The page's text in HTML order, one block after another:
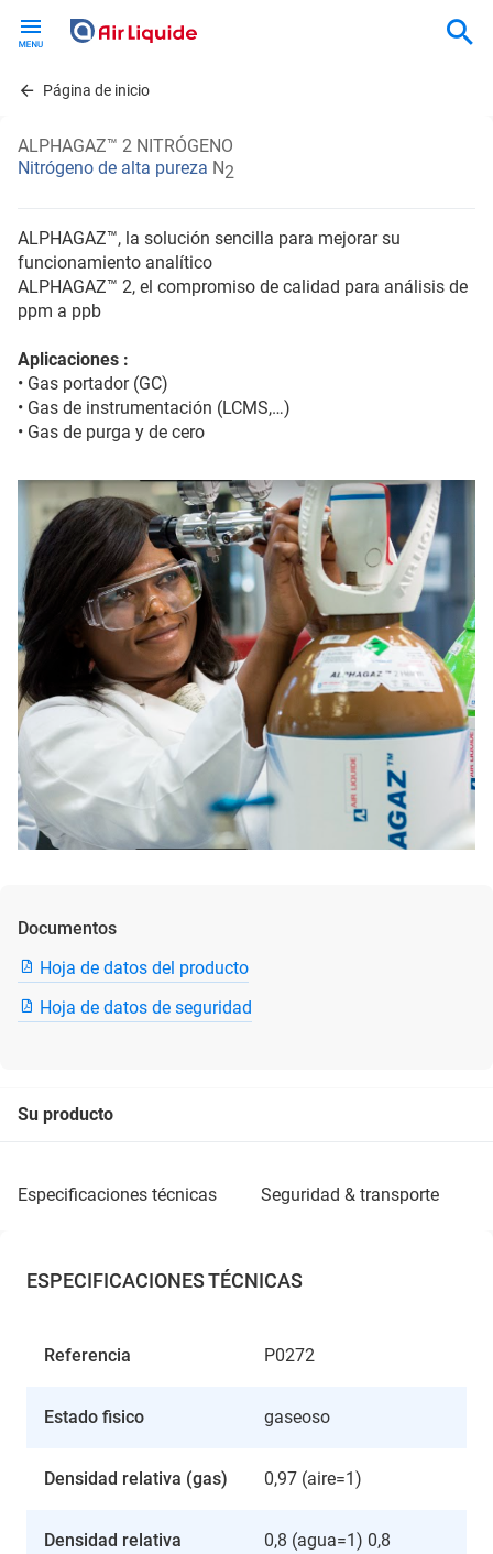
contentPágina de inicio
ALPHAGAZ™ 2 NITRÓGENO
Nitrógeno de alta pureza N2
ALPHAGAZ™, la solución sencilla para mejorar su
funcionamiento analítico
ALPHAGAZ™ 2, el compromiso de calidad para análisis de
ppm a ppb
Aplicaciones :
• Gas portador (GC)
• Gas de instrumentación (LCMS,…)
• Gas de purga y de cero
Documentos
Hoja de datos del producto
Hoja de datos de seguridad
Su producto
especificaciones técnicas seguridad & transporte
ESPECIFICACIONES TÉCNICAS
Referencia P0272
Estado fisico gaseoso
Densidad relativa (gas) 0,97 (aire=1)
Densidad relativa
0,8 (agua=1) 0,8